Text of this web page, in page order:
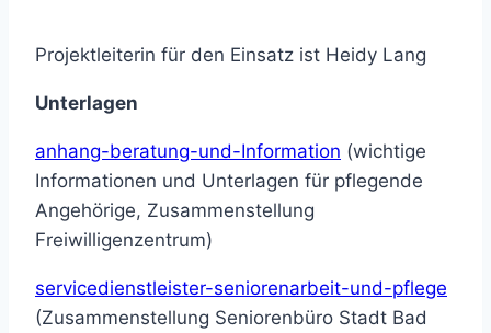
Projektleiterin für den Einsatz ist Heidy Lang
Unterlagen
anhang-beratung-und-Information (wichtige
Informationen und Unterlagen für pflegende
Angehörige, Zusammenstellung
Freiwilligenzentrum)
servicedienstleister-seniorenarbeit-und-pflege
(Zusammenstellung Seniorenbüro Stadt Bad